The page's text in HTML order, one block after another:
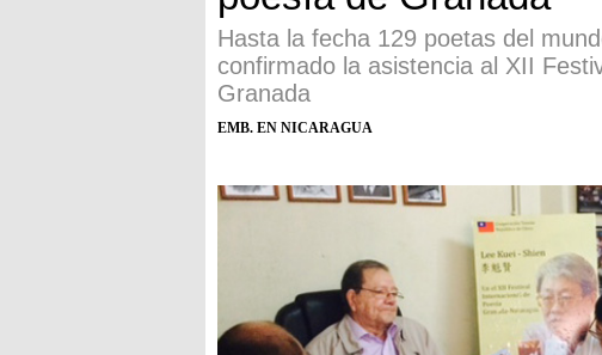
Hasta la fecha 129 poetas del
confirmado la asistencia al XII
Granada
EMB. EN NICARAGUA